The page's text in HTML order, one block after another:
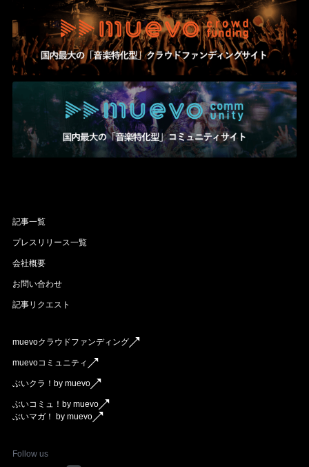
記事一覧
プレスリリース一覧
会社概要
お問い合わせ
記事リクエスト
muevoクラウドファンディング
muevoコミュニティ
ぶいクラ！by muevo
ぶいコミュ！by muevo
ぶいマガ！ by muevo
Follow us